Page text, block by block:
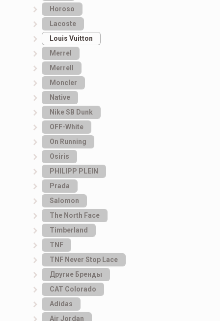
Horoso
Lacoste
Louis Vuitton
Merrel
Merrell
Moncler
Native
Nike SB Dunk
OFF-White
On Running
Osiris
PHILIPP PLEIN
Prada
Salomon
The North Face
Timberland
TNF
TNF Never Stop Lace
Другие Бренды
САТ Colorado
Adidas
Air Jordan